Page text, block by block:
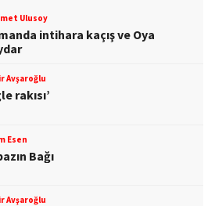
Ulusoy
intihara kaçış ve Oya
Avşaroğlu
rakısı’
Esen
Bağı
Avşaroğlu